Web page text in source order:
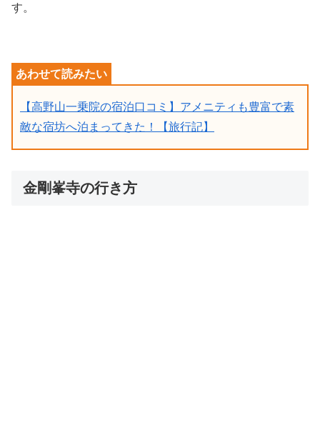
す。
【高野山一乗院の宿泊口コミ】アメニティも豊富で素
敵な宿坊へ泊まってきた！【旅行記】
金剛峯寺の行き方